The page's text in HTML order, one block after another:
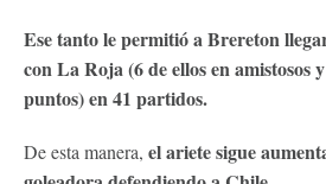
Ese tanto le permitió a Brereton
con La Roja (6 de ellos en amistosos
puntos) en 41 partidos.
De esta manera, el ariete sigue